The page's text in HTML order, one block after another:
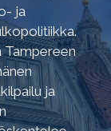
ja
Tampereen
ja